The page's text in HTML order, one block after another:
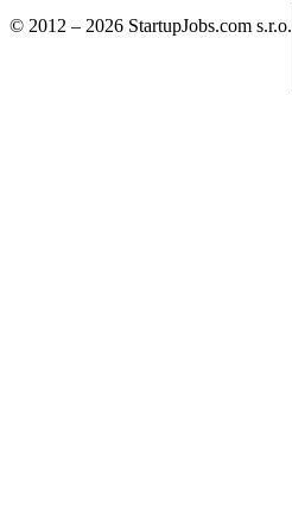
© 2012 – 2026 StartupJobs.com s.r.o.